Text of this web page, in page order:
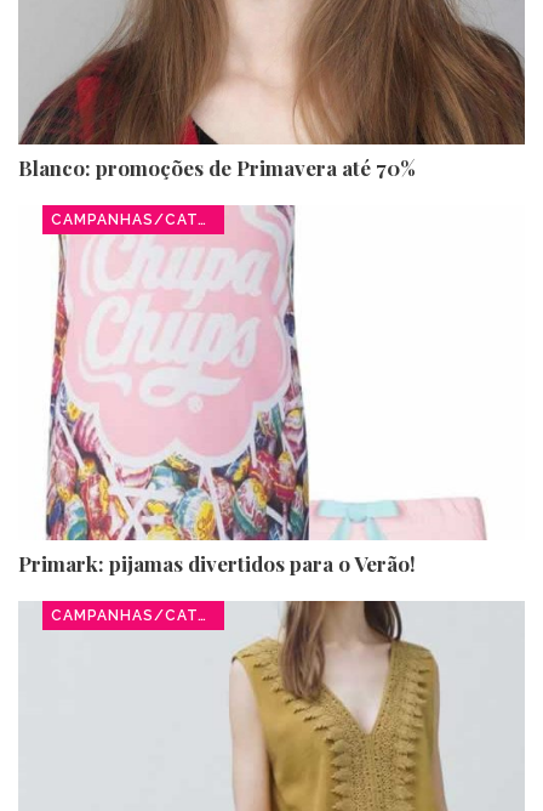
Blanco: promoções de Primavera até 70%
CAMPANHAS/CATÁLOGOS
Primark: pijamas divertidos para o Verão!
CAMPANHAS/CATÁLOGOS